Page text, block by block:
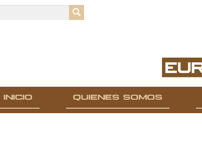
INICIO QUIENES SOMOS